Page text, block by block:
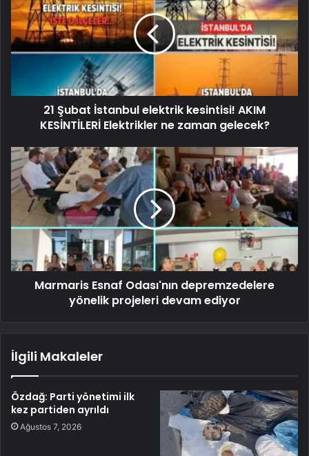
21 Şubat İstanbul elektrik kesintisi! AKIM
KESİNTİLERİ Elektrikler ne zaman gelecek?
Marmaris Esnaf Odası'nın depremzedelere
yönelik projeleri devam ediyor
İlgili Makaleler
Özdağ: Parti yönetimi ilk
kez partiden ayrıldı
Ağustos 7, 2026